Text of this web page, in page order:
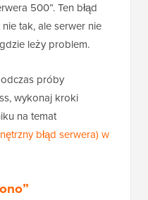
500”. Ten błąd
tak, ale serwer nie
leży problem.
próby
wykonaj kroki
na temat
błąd serwera) w